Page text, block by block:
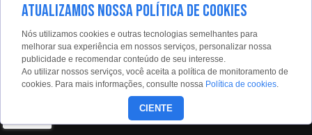
Av. Eng. Caetano Álvares, 55 - 5º andar
Limão, São Paulo, 02598-900
Contato:
estadaoconteudo@estadao.com
(11)99350-0439
ATUALIZAMOS NOSSA POLÍTICA DE COOKIES
Nós utilizamos cookies e outras tecnologias semelhantes para
melhorar sua experiência em nossos serviços, personalizar nossa
publicidade e recomendar conteúdo de seu interesse.
Ao utilizar nossos serviços, você aceita a política de monitoramento de
cookies. Para mais informações, consulte nossa Política de cookies.
CIENTE